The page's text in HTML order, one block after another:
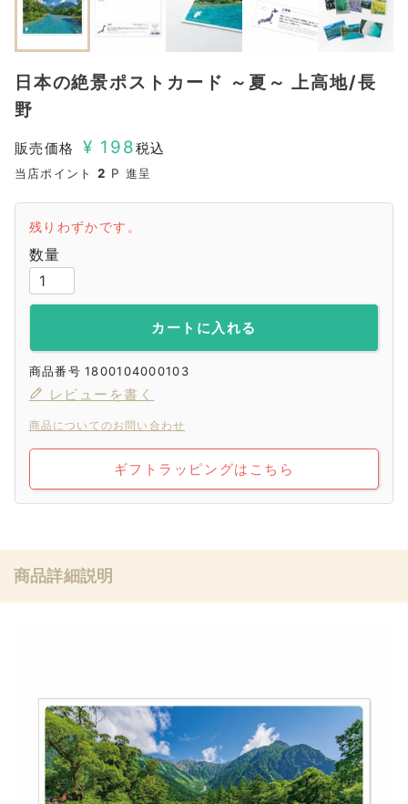
日本の絶景ポストカード ～夏～ 上高地/長
野
販売価格 ¥ 198税込
当店ポイント 2 P 進呈
残りわずかです。
カートに入れる
商品番号 1800104000103
レビューを書く
商品についてのお問い合わせ
ギフトラッピングはこちら
商品詳細説明